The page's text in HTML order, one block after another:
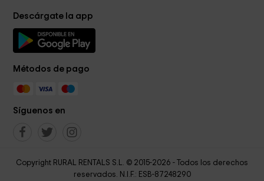
Descárgate la app
Métodos de pago
Síguenos en
Copyright RURAL RENTALS S.L. © 2015-2026 - Todos los derechos
reservados. N.I.F.: ESB-87248290